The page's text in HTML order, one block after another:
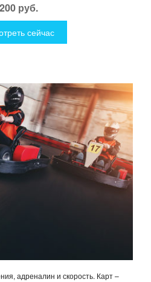
руб.
сейчас
адреналин и скорость. Карт –